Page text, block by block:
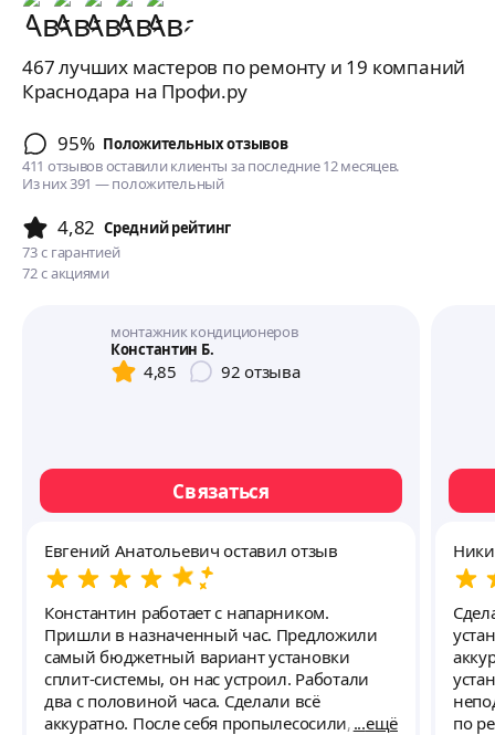
467 лучших мастеров по ремонту и 19 компаний
Краснодара на Профи.ру
95% Положительных отзывов
411 отзывов оставили клиенты за последние 12 месяцев.
Из них 391 — положительный
4,82 Cредний рейтинг
73 с гарантией
72 с акциями
монтажник кондиционеров
Константин Б.
4,85 92 отзыва
Связаться
Евгений Анатольевич оставил отзыв
Константин работает с напарником.
Пришли в назначенный час. Предложили
самый бюджетный вариант установки
сплит-системы, он нас устроил. Работали
два с половиной часа. Сделали всё
аккуратно. После себя пропылесосили,
ещё
по